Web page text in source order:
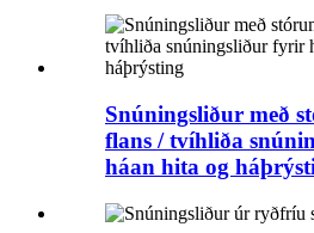
Snúningsliður með
flans / tvíhliða
háan hita og